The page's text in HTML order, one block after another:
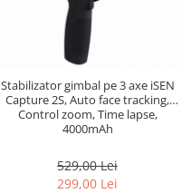
Stabilizator gimbal pe 3 axe iSEN
Capture 2S, Auto face tracking,
Control zoom, Time lapse,
4000mAh
529,00 Lei
299,00 Lei